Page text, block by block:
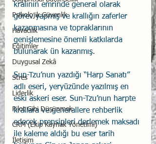
Psikolojik Güvenlik
Havacılık
Eğitimler
Duygusal Zekâ
Stres
Liderlik
Pilot Gibi Düşünmek
CRM (Ekip Kaynak Yönetimi)
İletişim
kralının emrinde general olarak
görev yapmış ve krallığın zaferler
kazanmasına ve topraklarının
genişlemesine önemli katkılarda
bulunarak ün kazanmış.
Sun-Tzu’nun yazdığı “Harp Sanatı”
adlı eseri, yeryüzünde yazılmış en
eski askeri eser. Sun-Tzu’nun harpte
krallara ve generallere rehberlik
edecek prensipleri derlemek maksadı
ile kaleme aldığı bu eser tarih